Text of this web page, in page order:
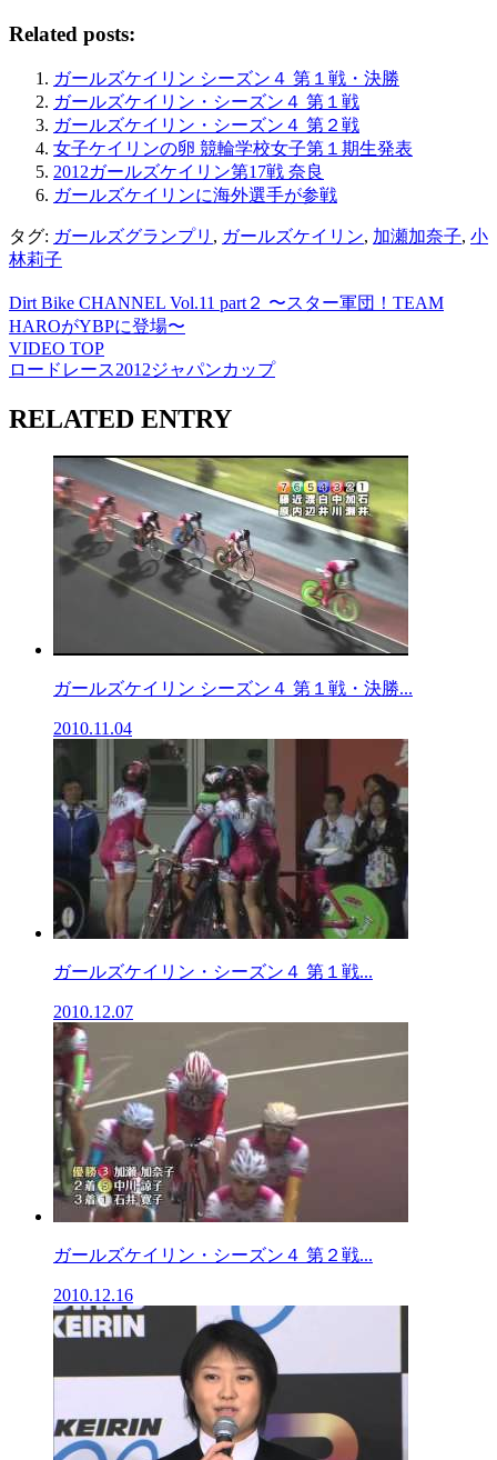
Related posts:
ガールズケイリン シーズン４ 第１戦・決勝
ガールズケイリン・シーズン４ 第１戦
ガールズケイリン・シーズン４ 第２戦
女子ケイリンの卵 競輪学校女子第１期生発表
2012ガールズケイリン第17戦 奈良
ガールズケイリンに海外選手が参戦
タグ: ガールズグランプリ , ガールズケイリン, 加瀬加奈子, 小
林莉子
Dirt Bike CHANNEL Vol.11 part２ 〜スター軍団！TEAM
HAROがYBPに登場〜
VIDEO TOP
ロードレース2012ジャパンカップ
RELATED ENTRY
ガールズケイリン シーズン４ 第１戦・決勝...
2010.11.04
ガールズケイリン・シーズン４ 第１戦...
2010.12.07
ガールズケイリン・シーズン４ 第２戦...
2010.12.16